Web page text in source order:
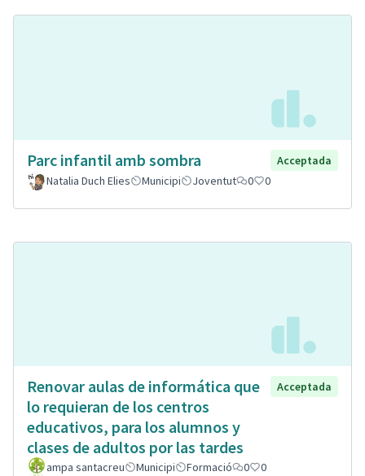
Parc infantil amb sombra
Acceptada
Natalia Duch Elies
Municipi Joventut 0 0
Renovar aulas de informática que
lo requieran de los centros
educativos, para los alumnos y
clases de adultos por las tardes
Acceptada
ampa santacreu Municipi Formació 0 0